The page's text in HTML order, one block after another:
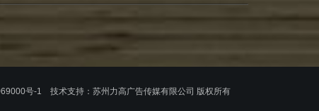
号-1 技术支持： 苏州力高广告传媒有限公司 版权所有